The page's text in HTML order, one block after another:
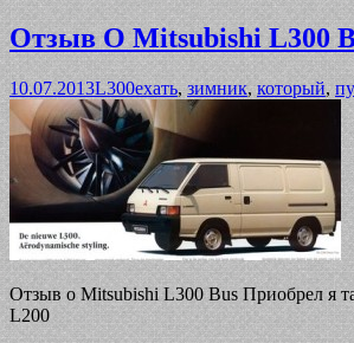
Отзыв О Mitsubishi L300
10.07.2013L300ехать,зимник,который,
Отзыв о Mitsubishi L300 Bus Приобрел я
L200